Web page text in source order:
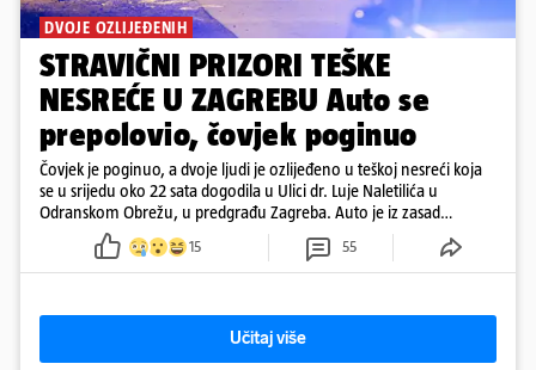
DVOJE OZLIJEĐENIH
STRAVIČNI PRIZORI TEŠKE
NESREĆE U ZAGREBU Auto se
prepolovio, čovjek poginuo
Čovjek je poginuo, a dvoje ljudi je ozlijeđeno u teškoj nesreći koja
se u srijedu oko 22 sata dogodila u Ulici dr. Luje Naletilića u
Odranskom Obrežu, u predgrađu Zagreba. Auto je iz zasad
neutvrđenih razloga sletio s kolnika, a od siline udara vozilo se
prepolovilo.
15 55
Učitaj više